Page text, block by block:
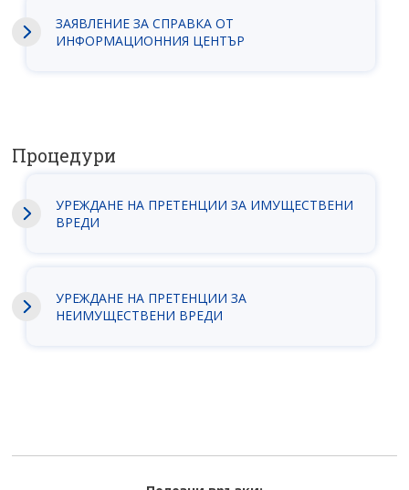
ЗАЯВЛEНИЕ ЗА СПРАВКА ОТ
ИНФОРМАЦИОННИЯ ЦЕНТЪР
Процедури
УРЕЖДАНЕ НА ПРЕТЕНЦИИ ЗА ИМУЩЕСТВЕНИ
ВРЕДИ
УРЕЖДАНЕ НА ПРЕТЕНЦИИ ЗА
НЕИМУЩЕСТВЕНИ ВРЕДИ